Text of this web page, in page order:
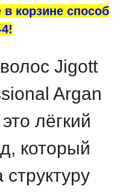
корзине способ
Jigott
Argan
лёгкий
который
структуру